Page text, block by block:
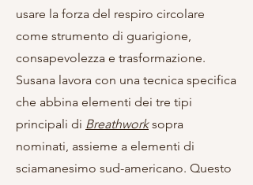
usare la forza del respiro circolare
come strumento di guarigione,
consapevolezza e trasformazione.
Susana lavora con una tecnica specifica
che abbina elementi dei tre tipi
principali di Breathwork sopra
nominati, assieme a elementi di
sciamanesimo sud-americano. Questo